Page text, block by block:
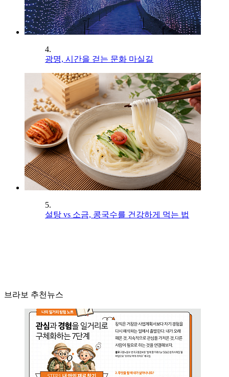
4.
광명, 시간을 걷는 문화 마실길
5.
설탕 vs 소금, 콩국수를 건강하게 먹는 법
브라보 추천뉴스